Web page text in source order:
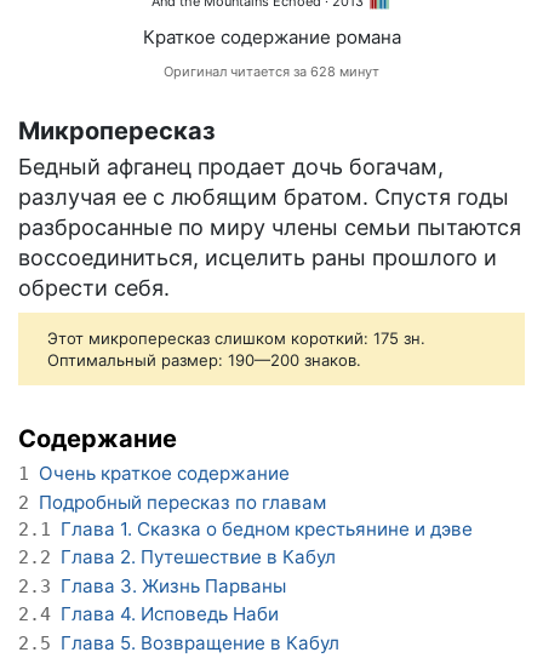
Краткое содержание романа
Оригинал читается за 628 минут
Микропересказ
Бедный афганец продает дочь богачам,
разлучая ее с любящим братом. Спустя годы
разбросанные по миру члены семьи пытаются
воссоединиться, исцелить раны прошлого и
обрести себя.
Этот микропересказ слишком короткий: 175 зн.
Оптимальный размер: 190—200 знаков.
Содержание
1 Очень краткое содержание
2 Подробный пересказ по главам
2.1 Глава 1. Сказка о бедном крестьянине и дэве
2.2 Глава 2. Путешествие в Кабул
2.3 Глава 3. Жизнь Парваны
2.4 Глава 4. Исповедь Наби
2.5 Глава 5. Возвращение в Кабул